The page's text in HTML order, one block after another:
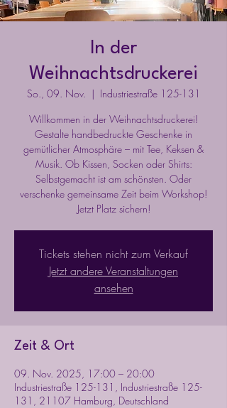
In der
Weihnachtsdruckerei
So., 09. Nov.
  |
Industriestraße 125-131
Willkommen in der Weihnachtsdruckerei!
Gestalte handbedruckte Geschenke in
gemütlicher Atmosphäre – mit Tee, Keksen &
Musik. Ob Kissen, Socken oder Shirts:
Selbstgemacht ist am schönsten. Oder
verschenke gemeinsame Zeit beim Workshop!
Jetzt Platz sichern!
Tickets stehen nicht zum Verkauf
Jetzt andere Veranstaltungen
ansehen
Zeit & Ort
09. Nov. 2025, 17:00 – 20:00
Industriestraße 125-131, Industriestraße 125-
131, 21107 Hamburg, Deutschland